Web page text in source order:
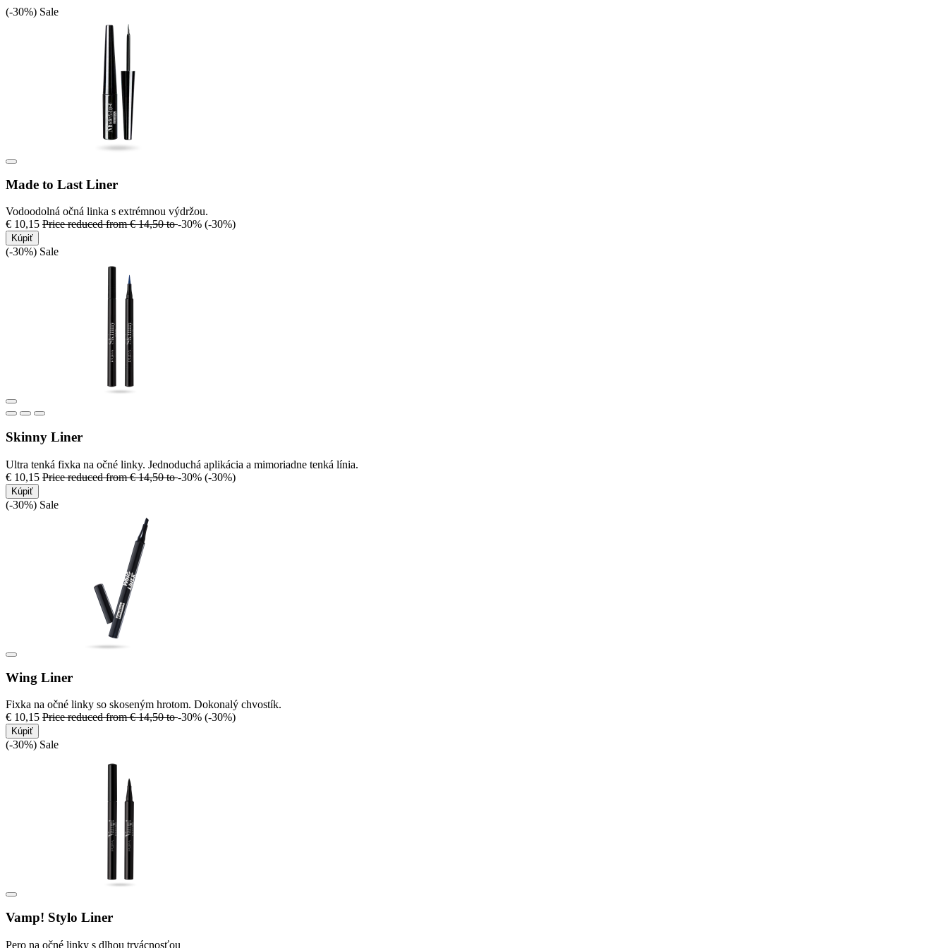
(-30%) Sale
Made to Last Liner
Vodoodolná očná linka s extrémnou výdržou.
€ 10,15 Price reduced from€ 14,50to-30% (-30%)
Kúpiť
(-30%) Sale
Skinny Liner
Ultra tenká fixka na očné linky. Jednoduchá aplikácia a mimoriadne tenká línia.
€ 10,15 Price reduced from€ 14,50to-30% (-30%)
Kúpiť
(-30%) Sale
Wing Liner
Fixka na očné linky so skoseným hrotom. Dokonalý chvostík.
€ 10,15 Price reduced from€ 14,50to-30% (-30%)
Kúpiť
(-30%) Sale
Vamp! Stylo Liner
Pero na očné linky s dlhou trvácnosťou